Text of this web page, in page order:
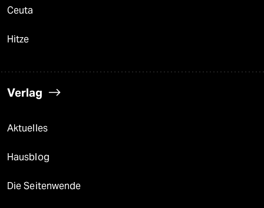
Ceuta
Hitze
Verlag
Aktuelles
Hausblog
Die Seitenwende